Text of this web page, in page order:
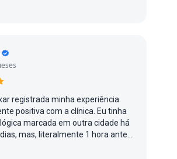
registrada minha experiência
positiva com a clínica. Eu tinha
marcada em outra cidade há
mas, literalmente 1 hora antes
avisaram que a médica estava